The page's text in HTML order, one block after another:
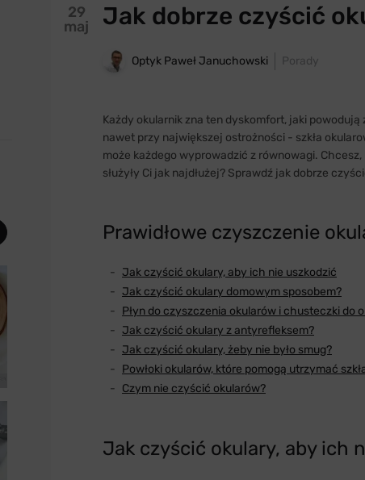
Jak dobrze czyścić
29
maj
Optyk Paweł Januchowski Porady
Każdy okularnik zna ten dyskomfort, jaki
nawet przy największej ostrożności - szkła
może każdego wyprowadzić z równowagi.
służyły Ci jak najdłużej? Sprawdź jak dobrze
Prawidłowe czyszczenie
Jak czyścić okulary, aby ich nie uszkodzić
Jak czyścić okulary domowym sposobem?
Płyn do czyszczenia okularów i chusteczki
Jak czyścić okulary z antyrefleksem?
Jak czyścić okulary, żeby nie było smug?
Powłoki okularów, które pomogą utrzymać
Czym nie czyścić okularów?
Jak czyścić okulary, aby ich